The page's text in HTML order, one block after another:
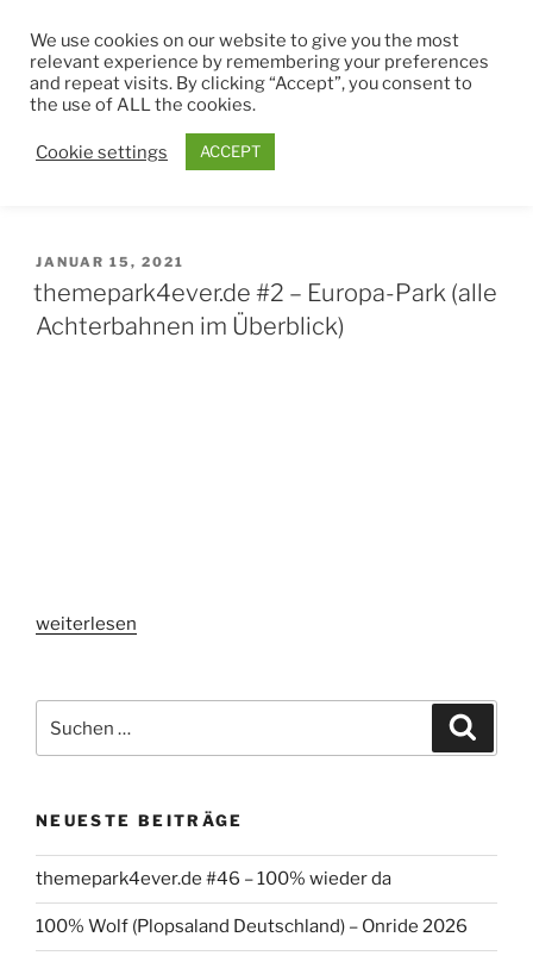
Inhalt
springen
THEMEPARK4EVER
VERÖFFENTLICHT
AM
JANUAR 15, 2021
themepark4ever.de #2 – Europa-Park (alle
Achterbahnen im Überblick)
„themepark4ever.de
Europa-
Park
im
Überblick)“
weiterlesen
nach:
NEUESTE BEITRÄGE
themepark4ever.de #46 – 100% wieder da
100% Wolf (Plopsaland Deutschland) – Onride 2026
We use cookies on our website to give you the most
relevant experience by remembering your preferences
and repeat visits. By clicking “Accept”, you consent to
the use of ALL the cookies.
Cookie settings ACCEPT